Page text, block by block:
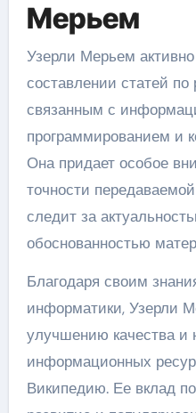
Мерьем
Узерли Мерьем активно
составлении статей
связанным с
программированием и
Она придает особое
точности
следит за
обоснованностью
Благодаря своим
информатики, Узерли
улучшению качества и
информационных
Википедию. Ее вклад